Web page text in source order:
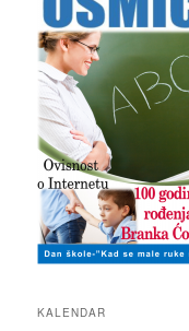
KALENDAR